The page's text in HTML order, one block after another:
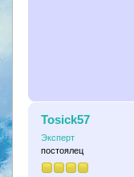
Tosick57
Эксперт
постоялец